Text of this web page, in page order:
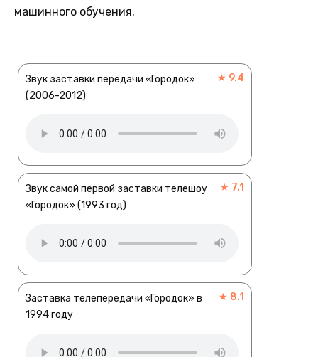
машинного обучения.
Звук заставки передачи «Городок»
(2006-2012)
★ 9.4
Звук самой первой заставки телешоу
«Городок» (1993 год)
★ 7.1
Заставка телепередачи «Городок» в
1994 году
★ 8.1